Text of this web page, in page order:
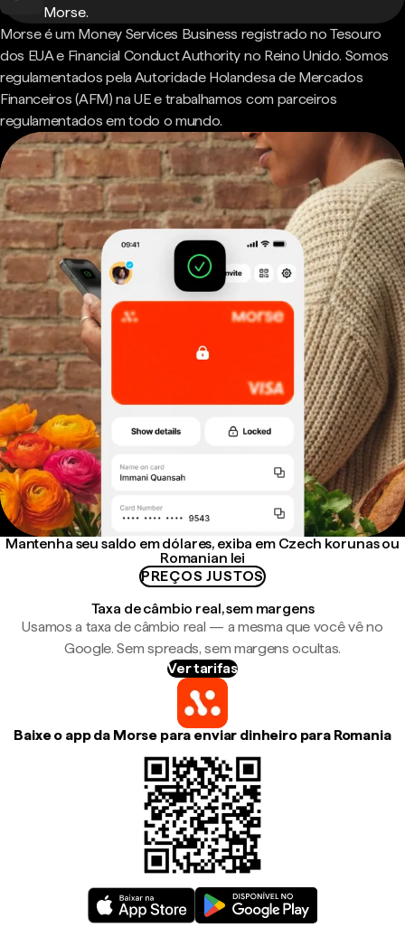
Morse.
Morse é um Money Services Business registrado no Tesouro
dos EUA e Financial Conduct Authority no Reino Unido. Somos
regulamentados pela Autoridade Holandesa de Mercados
Financeiros (AFM) na UE e trabalhamos com parceiros
regulamentados em todo o mundo.
Mantenha seu saldo em dólares, exiba em Czech korunas ou
Romanian lei
PREÇOS JUSTOS
Taxa de câmbio real, sem margens
Usamos a taxa de câmbio real — a mesma que você vê no
Google. Sem spreads, sem margens ocultas.
Ver tarifas
Baixe o app da Morse para enviar dinheiro para Romania